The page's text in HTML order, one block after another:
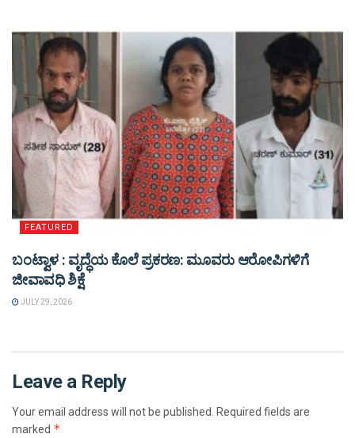
FEATURED
ಬಂಟ್ವಾಳ : ವೃದ್ಧೆಯ ಕೊಲೆ ಪ್ರಕರಣ: ಮೂವರು ಆರೋಪಿಗಳಿಗೆ
ಜೀವಾವಧಿ ಶಿಕ್ಷೆ
JULY 29, 2026
Leave a Reply
Your email address will not be published.
Required fields are
marked *